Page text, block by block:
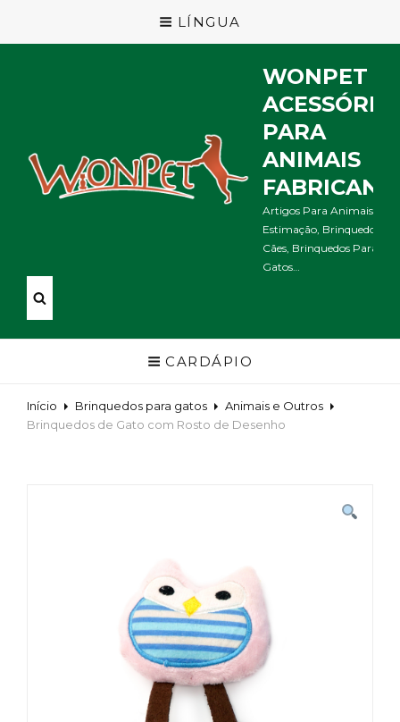
LÍNGUA
WONPET
PARA
ANIMAIS
Artigos Para Animais De
Estimação, Brinquedos
Cães, Brinquedos Para
Gatos…
CARDÁPIO
Início Brinquedos para gatos
Animais e Outros
Brinquedos de Gato com Rosto de Desenho